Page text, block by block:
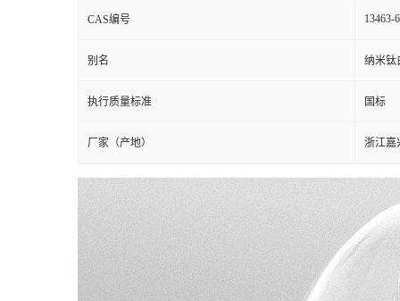
CAS编号
别名 纳米钛
执行质量标准 国标
厂家（产地） 浙江嘉